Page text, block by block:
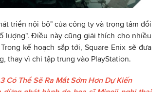
triển nội bộ" của công ty và trọng tâm đổi
lượng". Điều này cũng giải thích cho nhiều
kế hoạch sắp tới, Square Enix sẽ đưa
thay vì chỉ tập trung vào PlayStation.
Có Thể Sẽ Ra Mắt Sớm Hơn Dự Kiến